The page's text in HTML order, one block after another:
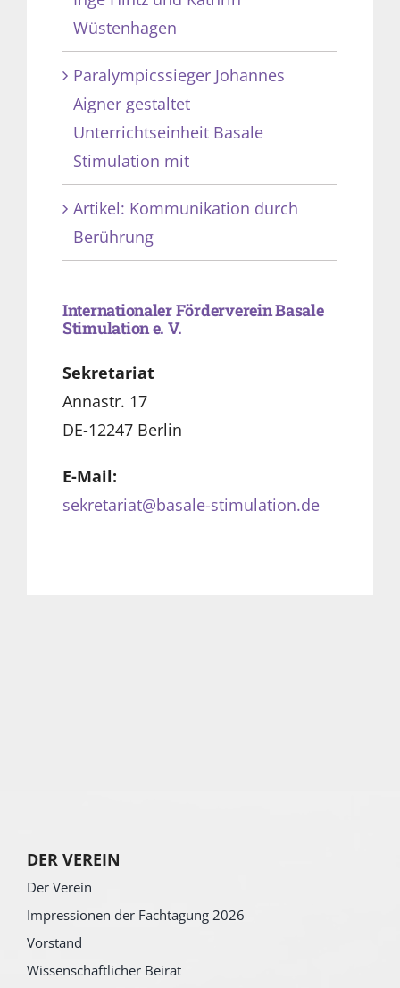
Wüstenhagen
Paralympicssieger Johannes
Aigner gestaltet
Unterrichtseinheit Basale
Stimulation mit
Artikel: Kommunikation durch
Berührung
Internationaler Förderverein Basale
Stimulation e. V.
Sekretariat
Annastr. 17
DE-12247 Berlin
E-Mail:
sekretariat@basale-stimulation.de
DER VEREIN
Der Verein
Impressionen der Fachtagung 2026
Vorstand
Wissenschaftlicher Beirat